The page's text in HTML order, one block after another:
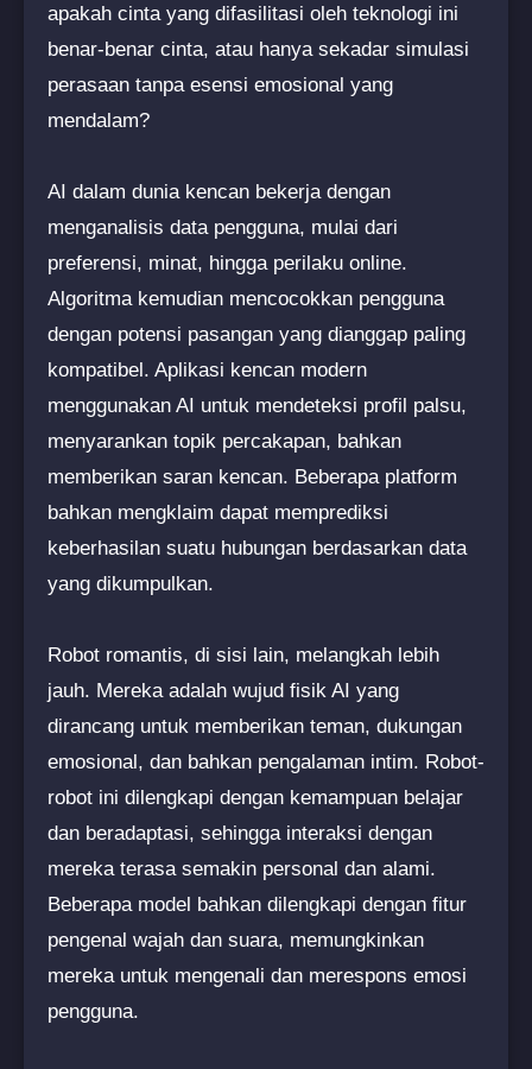
apakah cinta yang difasilitasi oleh teknologi ini
benar-benar cinta, atau hanya sekadar simulasi
perasaan tanpa esensi emosional yang
mendalam?
AI dalam dunia kencan bekerja dengan
menganalisis data pengguna, mulai dari
preferensi, minat, hingga perilaku online.
Algoritma kemudian mencocokkan pengguna
dengan potensi pasangan yang dianggap paling
kompatibel. Aplikasi kencan modern
menggunakan AI untuk mendeteksi profil palsu,
menyarankan topik percakapan, bahkan
memberikan saran kencan. Beberapa platform
bahkan mengklaim dapat memprediksi
keberhasilan suatu hubungan berdasarkan data
yang dikumpulkan.
Robot romantis, di sisi lain, melangkah lebih
jauh. Mereka adalah wujud fisik AI yang
dirancang untuk memberikan teman, dukungan
emosional, dan bahkan pengalaman intim. Robot-
robot ini dilengkapi dengan kemampuan belajar
dan beradaptasi, sehingga interaksi dengan
mereka terasa semakin personal dan alami.
Beberapa model bahkan dilengkapi dengan fitur
pengenal wajah dan suara, memungkinkan
mereka untuk mengenali dan merespons emosi
pengguna.